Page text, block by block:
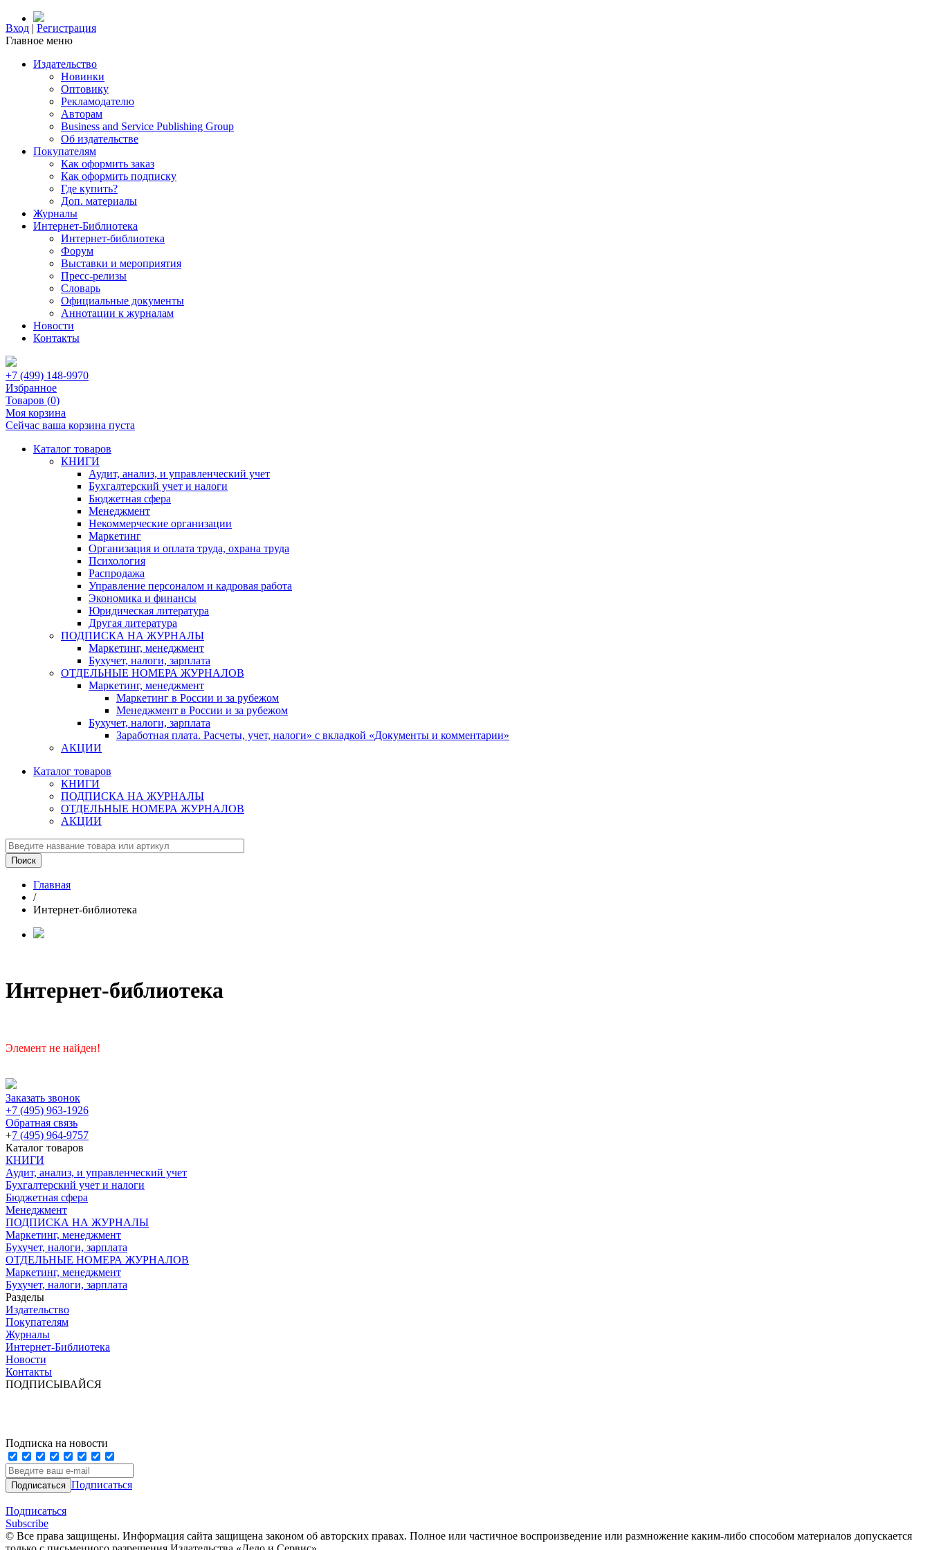
Вход | Регистрация
Главное меню
Издательство
Новинки
Оптовику
Рекламодателю
Авторам
Business and Service Publishing Group
Об издательстве
Покупателям
Как оформить заказ
Как оформить подписку
Где купить?
Доп. материалы
Журналы
Интернет-Библиотека
Интернет-библиотека
Форум
Выставки и мероприятия
Пресс-релизы
Словарь
Официальные документы
Аннотации к журналам
Новости
Контакты
+7 (499) 148-9970
Избранное
Товаров (0)
Моя корзина
Сейчас ваша корзина пуста
Каталог товаров
КНИГИ
Аудит, анализ, и управленческий учет
Бухгалтерский учет и налоги
Бюджетная сфера
Менеджмент
Некоммерческие организации
Маркетинг
Организация и оплата труда, охрана труда
Психология
Распродажа
Управление персоналом и кадровая работа
Экономика и финансы
Юридическая литература
Другая литература
ПОДПИСКА НА ЖУРНАЛЫ
Маркетинг, менеджмент
Бухучет, налоги, зарплата
ОТДЕЛЬНЫЕ НОМЕРА ЖУРНАЛОВ
Маркетинг, менеджмент
Маркетинг в России и за рубежом
Менеджмент в России и за рубежом
Бухучет, налоги, зарплата
Заработная плата. Расчеты, учет, налоги» с вкладкой «Документы и комментарии»
АКЦИИ
Каталог товаров
КНИГИ
ПОДПИСКА НА ЖУРНАЛЫ
ОТДЕЛЬНЫЕ НОМЕРА ЖУРНАЛОВ
АКЦИИ
Главная
/
Интернет-библиотека
Интернет-библиотека
Элемент не найден!
Заказать звонок
+7 (495) 963-1926
Обратная связь
+7 (495) 964-9757
Каталог товаров
КНИГИ
Аудит, анализ, и управленческий учет
Бухгалтерский учет и налоги
Бюджетная сфера
Менеджмент
ПОДПИСКА НА ЖУРНАЛЫ
Маркетинг, менеджмент
Бухучет, налоги, зарплата
ОТДЕЛЬНЫЕ НОМЕРА ЖУРНАЛОВ
Маркетинг, менеджмент
Бухучет, налоги, зарплата
Разделы
Издательство
Покупателям
Журналы
Интернет-Библиотека
Новости
Контакты
ПОДПИСЫВАЙСЯ
Подписка на новости
Подписаться
Подписаться
Subscribe
© Все права защищены. Информация сайта защищена законом об авторских правах. Полное или частичное воспроизведение или размножение каким-либо способом материалов допускается